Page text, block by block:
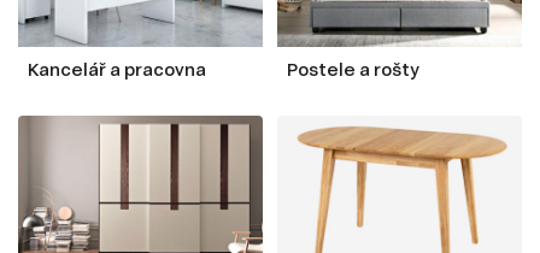
Kancelář a pracovna Postele a rošty